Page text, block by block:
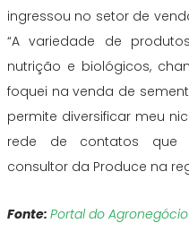
ingressou no setor de
“A variedade de
nutrição e biológicos,
foquei na venda de
permite diversificar meu
rede de contatos que
consultor da Produce na
Fonte: Portal do Agronegócio